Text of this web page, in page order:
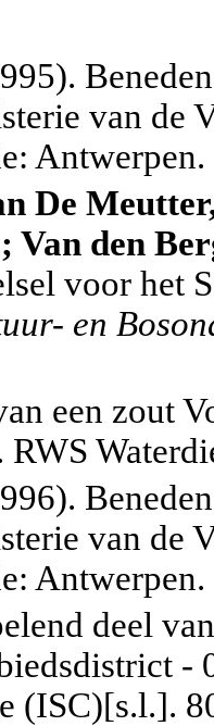
van de
De
Van den
voor het
en
een zout
RWS
van de
deel
-
(ISC)[s.l.].